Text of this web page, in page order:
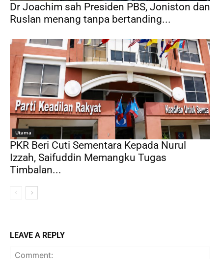
Dr Joachim sah Presiden PBS, Joniston dan
Ruslan menang tanpa bertanding...
Utama
PKR Beri Cuti Sementara Kepada Nurul
Izzah, Saifuddin Memangku Tugas
Timbalan...
LEAVE A REPLY